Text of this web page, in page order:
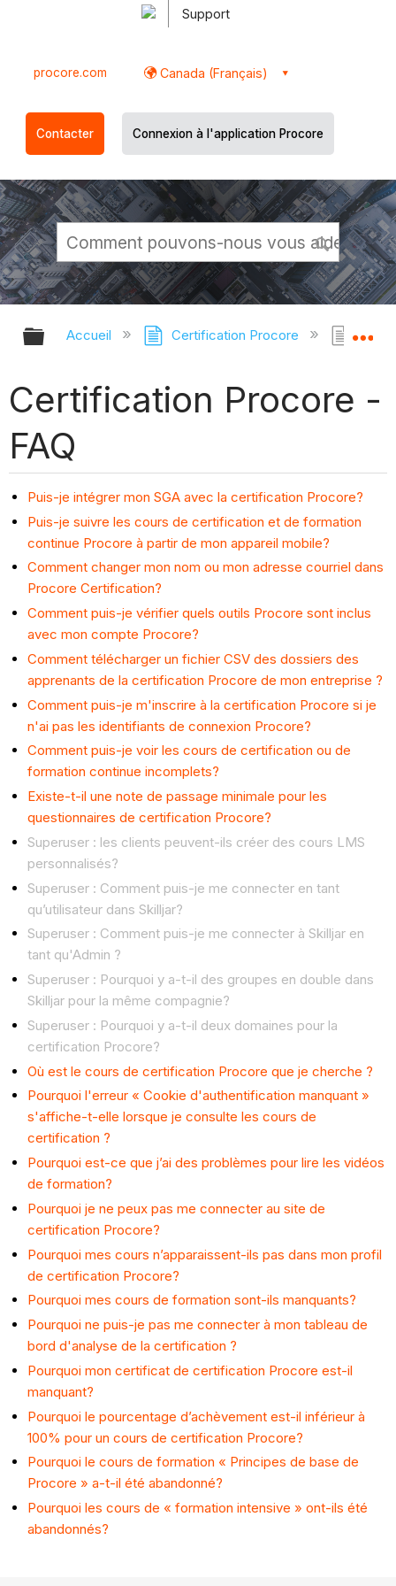
Support
procore.com Canada (Français)
Contacter Connexion à l'application Procore
Développer/réduire la hiérarchie
Accueil Certification Procore
Certification Procore -
FAQ
Puis-je intégrer mon SGA avec la certification Procore?
Puis-je suivre les cours de certification et de formation
continue Procore à partir de mon appareil mobile?
Comment changer mon nom ou mon adresse courriel dans
Procore Certification?
Comment puis-je vérifier quels outils Procore sont inclus
avec mon compte Procore?
Comment télécharger un fichier CSV des dossiers des
apprenants de la certification Procore de mon entreprise ?
Comment puis-je m'inscrire à la certification Procore si je
n'ai pas les identifiants de connexion Procore?
Comment puis-je voir les cours de certification ou de
formation continue incomplets?
Existe-t-il une note de passage minimale pour les
questionnaires de certification Procore?
Superuser : les clients peuvent-ils créer des cours LMS
personnalisés?
Superuser : Comment puis-je me connecter en tant
qu’utilisateur dans Skilljar?
Superuser : Comment puis-je me connecter à Skilljar en
tant qu'Admin ?
Superuser : Pourquoi y a-t-il des groupes en double dans
Skilljar pour la même compagnie?
Superuser : Pourquoi y a-t-il deux domaines pour la
certification Procore?
Où est le cours de certification Procore que je cherche ?
Pourquoi l'erreur « Cookie d'authentification manquant »
s'affiche-t-elle lorsque je consulte les cours de
certification ?
Pourquoi est-ce que j’ai des problèmes pour lire les vidéos
de formation?
Pourquoi je ne peux pas me connecter au site de
certification Procore?
Pourquoi mes cours n’apparaissent-ils pas dans mon profil
de certification Procore?
Pourquoi mes cours de formation sont-ils manquants?
Pourquoi ne puis-je pas me connecter à mon tableau de
bord d'analyse de la certification ?
Pourquoi mon certificat de certification Procore est-il
manquant?
Pourquoi le pourcentage d’achèvement est-il inférieur à
100% pour un cours de certification Procore?
Pourquoi le cours de formation « Principes de base de
Procore » a-t-il été abandonné?
Pourquoi les cours de « formation intensive » ont-ils été
abandonnés?